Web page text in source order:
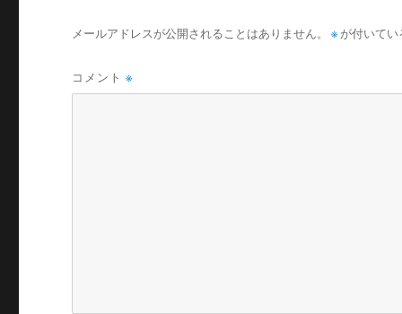
メールアドレスが公開されることはありません。 ※ が付いて
コメント※